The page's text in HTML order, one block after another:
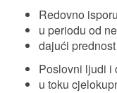
Redovno
u periodu od
dajući
Poslovni ljudi i
u toku